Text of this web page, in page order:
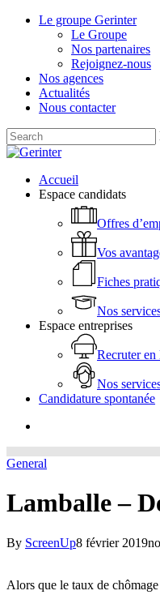
Skip
Le groupe Gerinter
Le Groupe
Nos partenaires
Rejoignez-nous
Nos agences
Actualités
Nous contacter
Close
account
Menu
Accueil
Espace candidats
Offres
Vos
Fiches
Nos
Espace entreprises
Recruter en
Nos
Candidature spontanée
General
Lamballe –
By ScreenUp8 février 2019
Alors que le taux de